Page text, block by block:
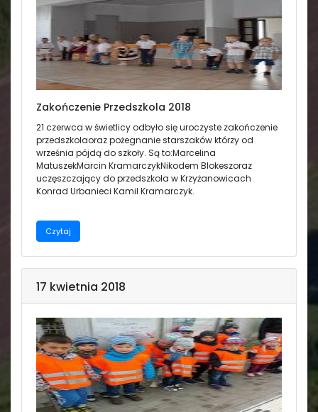
Zakończenie Przedszkola 2018
21 czerwca w świetlicy odbyło się uroczyste zakończenie
przedszkolaoraz pożegnanie starszaków którzy od
września pójdą do szkoły. Są to:Marcelina
MatuszekMarcin KramarczykNikodem Blokeszoraz
uczęszczający do przedszkola w Krzyżanowicach
Konrad Urbanieci Kamil Kramarczyk.
Czytaj
17 kwietnia 2018